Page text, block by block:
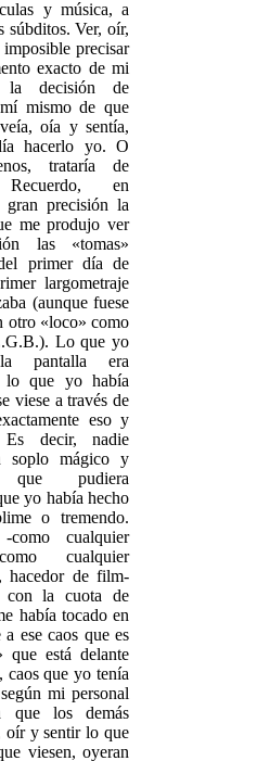
y música, a
súbditos. Ver, oír,
precisar
exacto de mi
decisión de
mismo de que
oía y sentía,
hacerlo yo. O
trataría de
Recuerdo, en
gran precisión la
me produjo ver
las «tomas»
primer día de
largometraje
(aunque fuese
otro «loco» como
Lo que yo
pantalla era
lo que yo había
viese a través de
eso y
decir, nadie
soplo mágico y
pudiera
yo había hecho
o tremendo.
cualquier
cualquier
hacedor de film-
con la cuota de
había tocado en
a ese caos que es
que está delante
caos que yo tenía
mi personal
que los demás
oír y sentir lo que
viesen, oyeran